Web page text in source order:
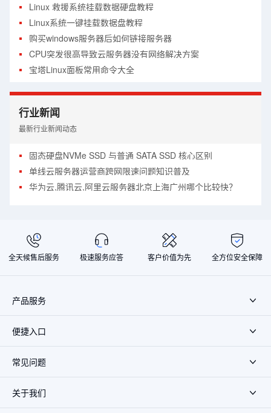
Linux 救援系统挂载数据硬盘教程
Linux系统一键挂载数据盘教程
购买windows服务器后如何链接服务器
CPU突发很高导致云服务器没有网络解决方案
宝塔Linux面板常用命令大全
硬盘满了怎么在线扩容教程
CDN使用详细图文教程
行业新闻
最新行业新闻动态
固态硬盘NVMe SSD 与普通 SATA SSD 核心区别
单线云服务器运营商跨网限速问题知识普及
华为云,腾讯云,阿里云服务器北京上海广州哪个比较快？
全天候售后服务 极速服务应答 客户价值为先 全方位安全保障
产品服务
便捷入口
常见问题
关于我们